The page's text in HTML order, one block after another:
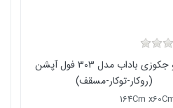
وان و جکوزی باداب مدل 303 فول آپشن
(روکار-توکار-مسقف)